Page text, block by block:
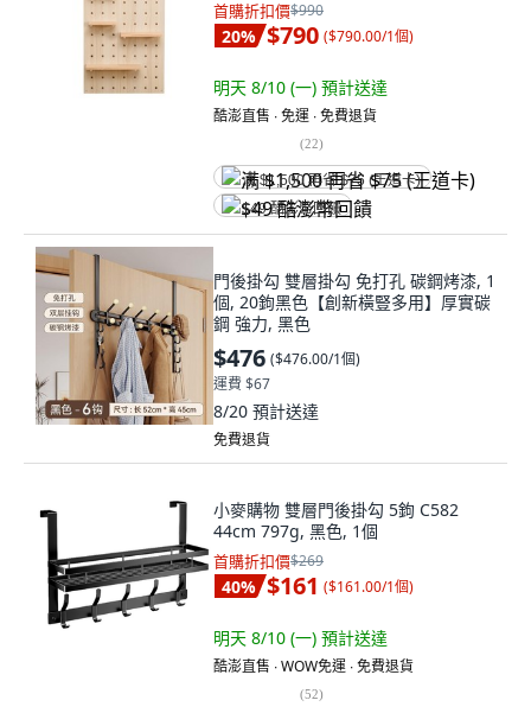
首購折扣價$990
20% $790 ($790.00/1個)
明天 8/10 (一) 預計送達
酷澎直售 ∙ 免運 ∙ 免費退貨
(22)
满 $1,500 再省 $75 (王道卡)
$49 酷澎幣回饋
門後掛勾 雙層掛勾 免打孔 碳鋼烤漆, 1
個, 20鉤黑色【創新橫豎多用】厚實碳
鋼 強力, 黑色
$476 ($476.00/1個)
運費 $67
8/20 預計送達
免費退貨
小麥購物 雙層門後掛勾 5鉤 C582
44cm 797g, 黑色, 1個
首購折扣價$269
40% $161 ($161.00/1個)
明天 8/10 (一) 預計送達
酷澎直售 ∙ WOW免運 ∙ 免費退貨
(52)